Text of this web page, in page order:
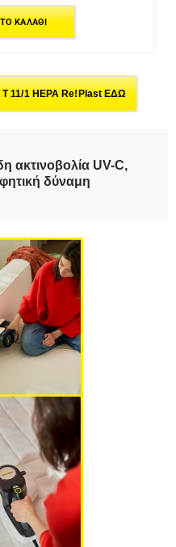
ΚΑΛΆΘΙ
11/1 HEPA Re!Plast ΕΔΩ
ακτινοβολία UV-C,
δύναμη